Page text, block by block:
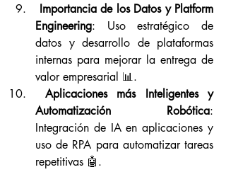
Engineering: Uso estratégico de
datos y desarrollo de plataformas
internas para mejorar la entrega de
valor empresarial 📊.
Aplicaciones más Inteligentes y
Automatización Robótica:
Integración de IA en aplicaciones y
uso de RPA para automatizar tareas
repetitivas 🤖.